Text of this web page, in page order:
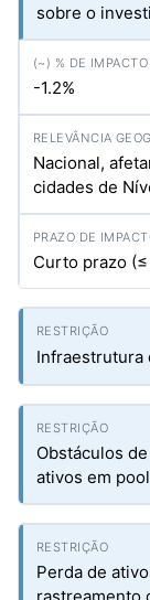
sobre o
-1.2%
Nacional,
cidades de
Curto prazo
Infraestrutura
Obstáculos
ativos em pool
Perda de